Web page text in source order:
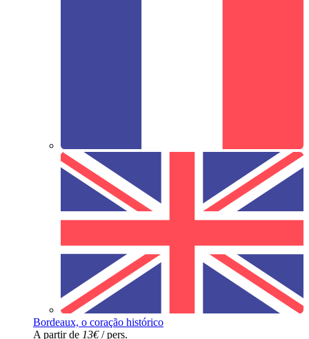
Bordeaux, o coração histórico
A partir de 13€/ pers.